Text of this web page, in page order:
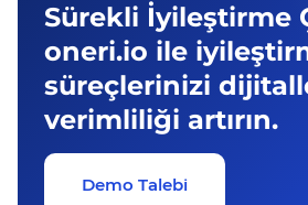
Sürekli İyileştirme
oneri.io ile
süreçlerinizi
verimliliği artırın.
Demo Talebi